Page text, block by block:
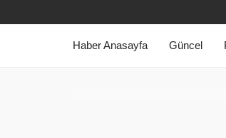
Haber Anasayfa Güncel